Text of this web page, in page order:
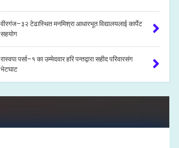
वीरगंज–३२ टेढास्थित मनमिश्रा आधारभूत विद्यालयलाई कार्पेट
सहयोग
रास्वपा पर्सा–१ का उम्मेदवार हरि पन्तद्वारा सहीद परिवारसंग
भेटघाट